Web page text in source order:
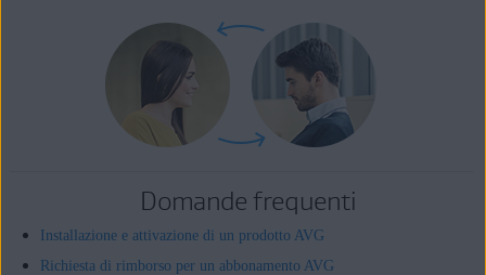
Domande frequenti
Installazione e attivazione di un prodotto AVG
Richiesta di rimborso per un abbonamento AVG